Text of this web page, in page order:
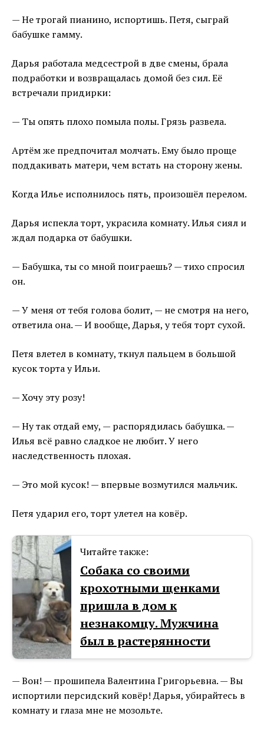
— Не трогай пианино, испортишь. Петя, сыграй
бабушке гамму.
Дарья работала медсестрой в две смены, брала
подработки и возвращалась домой без сил. Её
встречали придирки:
— Ты опять плохо помыла полы. Грязь развела.
Артём же предпочитал молчать. Ему было проще
поддакивать матери, чем встать на сторону жены.
Когда Илье исполнилось пять, произошёл перелом.
Дарья испекла торт, украсила комнату. Илья сиял и
ждал подарка от бабушки.
— Бабушка, ты со мной поиграешь? — тихо спросил
он.
— У меня от тебя голова болит, — не смотря на него,
ответила она. — И вообще, Дарья, у тебя торт сухой.
Петя влетел в комнату, ткнул пальцем в большой
кусок торта у Ильи.
— Хочу эту розу!
— Ну так отдай ему, — распорядилась бабушка. —
Илья всё равно сладкое не любит. У него
наследственность плохая.
— Это мой кусок! — впервые возмутился мальчик.
Петя ударил его, торт улетел на ковёр.
Читайте также:
Собака со своими
крохотными щенками
пришла в дом к
незнакомцу. Мужчина
был в растерянности
— Вон! — прошипела Валентина Григорьевна. — Вы
испортили персидский ковёр! Дарья, убирайтесь в
комнату и глаза мне не мозольте.